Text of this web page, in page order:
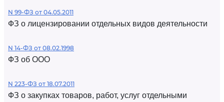
N 99-ФЗ от 04.05.2011
ФЗ о лицензировании отдельных видов деятельности
N 14-ФЗ от 08.02.1998
ФЗ об ООО
N 223-ФЗ от 18.07.2011
ФЗ о закупках товаров, работ, услуг отдельными